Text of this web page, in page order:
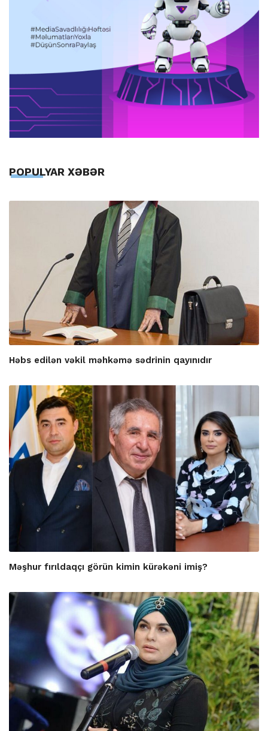
POPULYAR XƏBƏR
Həbs edilən vəkil məhkəmə sədrinin qayınıdır
Məşhur fırıldaqçı görün kimin kürəkəni imiş?